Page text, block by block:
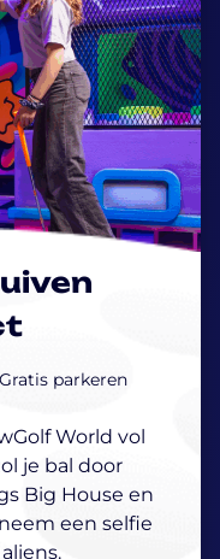
Gratis parkeren
World vol
je bal door
Big House en
een selfie